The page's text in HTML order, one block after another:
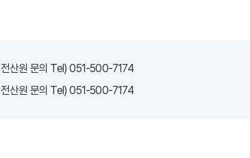
전산원 문의 Tel) 051-500-7174
전산원 문의 Tel) 051-500-7174